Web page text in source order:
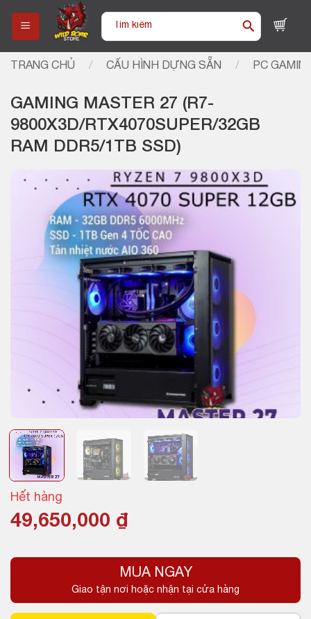
content
Tìm
TRANG CHỦ / CẤU HÌNH DỰNG SẴN / PC
GAMING MASTER 27 (R7-
9800X3D/RTX4070SUPER/32GB
RAM DDR5/1TB SSD)
Hết hàng
49,650,000 ₫
MUA NGAY
Giao tận nơi hoặc nhận tại cửa hàng